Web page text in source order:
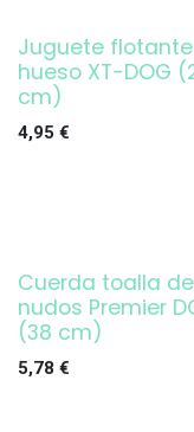
Juguete flotante
hueso XT-DOG
cm)
4,95 €
Cuerda toalla
nudos Premier
(38 cm)
5,78 €